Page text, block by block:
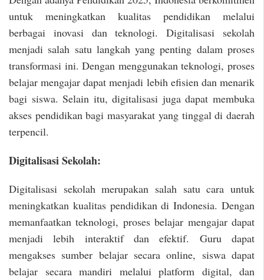
untuk meningkatkan kualitas pendidikan melalui
berbagai inovasi dan teknologi. Digitalisasi sekolah
menjadi salah satu langkah yang penting dalam proses
transformasi ini. Dengan menggunakan teknologi, proses
belajar mengajar dapat menjadi lebih efisien dan menarik
bagi siswa. Selain itu, digitalisasi juga dapat membuka
akses pendidikan bagi masyarakat yang tinggal di daerah
terpencil.
Digitalisasi Sekolah:
Digitalisasi sekolah merupakan salah satu cara untuk
meningkatkan kualitas pendidikan di Indonesia. Dengan
memanfaatkan teknologi, proses belajar mengajar dapat
menjadi lebih interaktif dan efektif. Guru dapat
mengakses sumber belajar secara online, siswa dapat
belajar secara mandiri melalui platform digital, dan